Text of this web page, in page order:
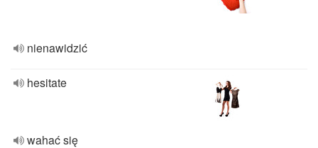
nienawidzić
hesitate
wahać się